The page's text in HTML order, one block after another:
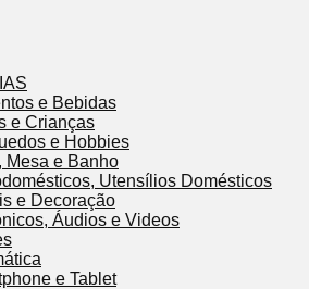
e Bebidas
e Crianças
e Hobbies
Mesa e Banho
Utensílios Domésticos
e Decoração
Áudios e Videos
e Tablet